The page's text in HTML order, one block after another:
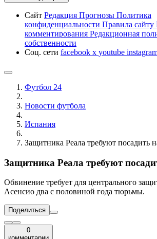
Сайт Редакция Прогнозы Политика
конфиденциальности Правила сайту
комментирования Редакционная
собственности
Соц. сети facebook x youtube
Футбол 24
Новости футбола
Испания
Защитника Реала требуют посадить
Защитника Реала требуют
Обвинение требует для центрального
Асенсио два с половиной года тюрьмы.
Поделиться
0